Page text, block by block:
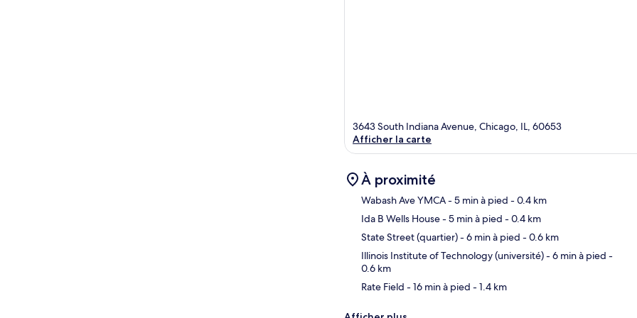
3643 South Indiana Avenue, Chicago, IL, 60653
Afficher la carte
À proximité
Wabash Ave YMCA- 5 min à pied - 0.4 km
Ida B Wells House- 5 min à pied - 0.4 km
State Street (quartier)- 6 min à pied - 0.6 km
Illinois Institute of Technology (université)- 6 min à pied -
0.6 km
Rate Field - 16 min à pied - 1.4 km